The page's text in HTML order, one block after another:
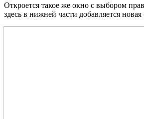
Откроется такое же окно с выбором
здесь в нижней части добавляется новая